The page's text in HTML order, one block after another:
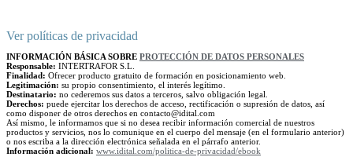
Ver políticas de privacidad
INFORMACIÓN BÁSICA SOBRE PROTECCIÓN DE DATOS PERSONALES
Responsable: INTERTRAFOR S.L.
Finalidad: Ofrecer producto gratuito de formación en posicionamiento web.
Legitimación: su propio consentimiento, el interés legítimo.
Destinatario: no cederemos sus datos a terceros, salvo obligación legal.
Derechos: puede ejercitar los derechos de acceso, rectificación o supresión de datos, así
como disponer de otros derechos en contacto@idital.com
Así mismo, le informamos que si no desea recibir información comercial de nuestros
productos y servicios, nos lo comunique en el cuerpo del mensaje (en el formulario anterior)
o nos escriba a la dirección electrónica señalada en el párrafo anterior.
Información adicional: www.idital.com/politica-de-privacidad/ebook